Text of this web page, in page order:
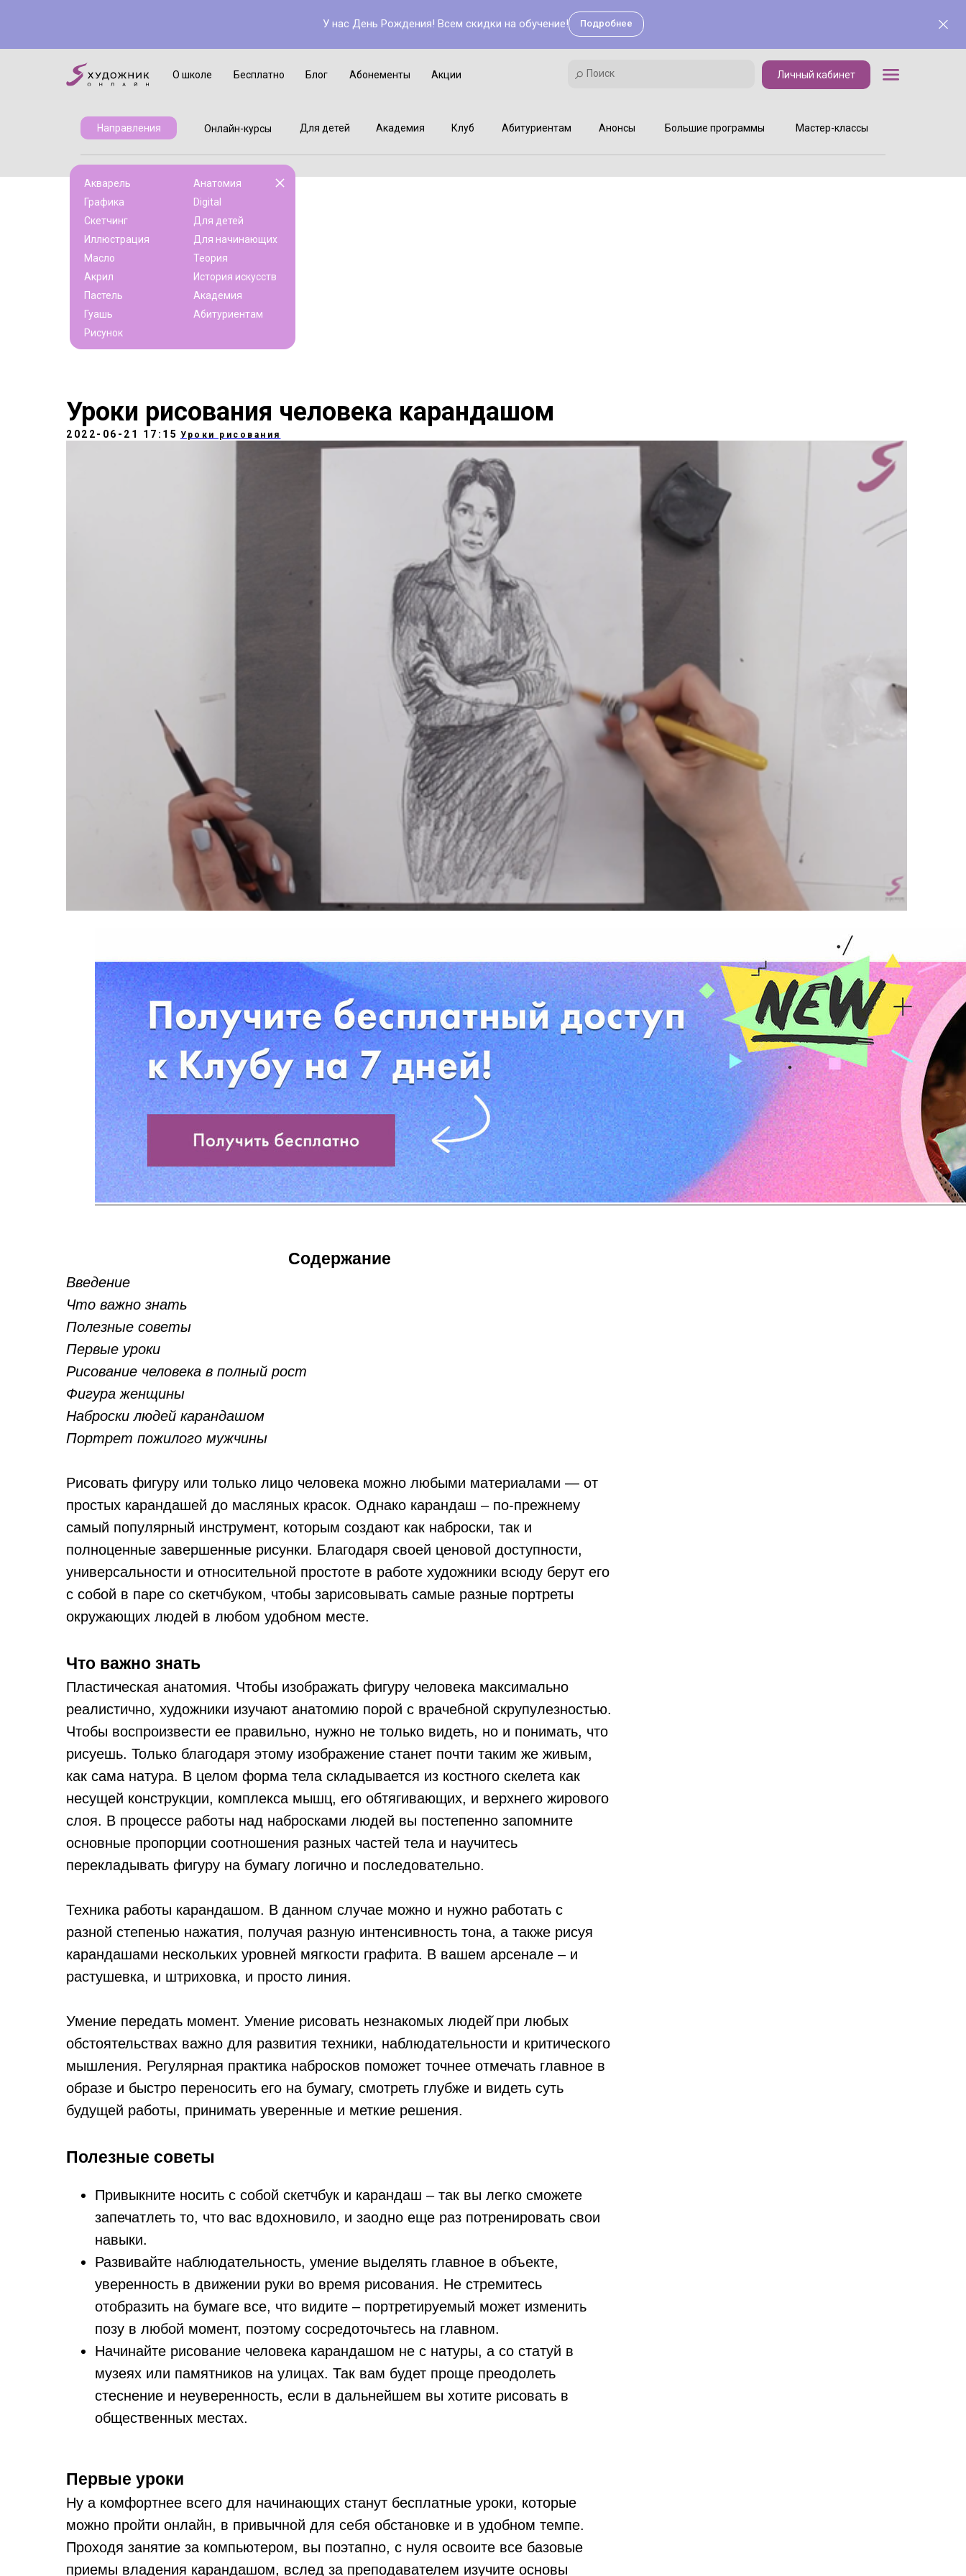
У нас День Рождения! Всем скидки на обучение! Подробнее
Блог Акции
Абонементы
О школе Бесплатно Личный кабинет
Поиск
Мастер-классы
Для детей Академия Клуб Абитуриентам Анонсы Большие программы
Онлайн-курсы
Направления
Поиск
Академия Клуб Мастер-классы
Акварель
Графика
Скетчинг
Иллюстрация
Масло
Акрил
Пастель
Гуашь
Рисунок
Анатомия
Digital
Для детей
Для начинающих
Теория
История искусств
Академия
Абитуриентам
Уроки рисования человека карандашом
2022-06-21 17:15 Уроки рисования
Содержание
Введение
Что важно знать
Полезные советы
Первые уроки
Рисование человека в полный рост
Фигура женщины
Наброски людей карандашом
Портрет пожилого мужчины
Рисовать фигуру или только лицо человека можно любыми материалами — от
простых карандашей до масляных красок. Однако карандаш – по-прежнему
самый популярный инструмент, которым создают как наброски, так и
полноценные завершенные рисунки. Благодаря своей ценовой доступности,
универсальности и относительной простоте в работе художники всюду берут его
с собой в паре со скетчбуком, чтобы зарисовывать самые разные портреты
окружающих людей в любом удобном месте.
Что важно знать
Пластическая анатомия. Чтобы изображать фигуру человека максимально
реалистично, художники изучают анатомию порой с врачебной скрупулезностью.
Чтобы воспроизвести ее правильно, нужно не только видеть, но и понимать, что
рисуешь. Только благодаря этому изображение станет почти таким же живым,
как сама натура. В целом форма тела складывается из костного скелета как
несущей конструкции, комплекса мышц, его обтягивающих, и верхнего жирового
слоя. В процессе работы над набросками людей вы постепенно запомните
основные пропорции соотношения разных частей тела и научитесь
перекладывать фигуру на бумагу логично и последовательно.
Техника работы карандашом. В данном случае можно и нужно работать с
разной степенью нажатия, получая разную интенсивность тона, а также рисуя
карандашами нескольких уровней мягкости графита. В вашем арсенале – и
растушевка, и штриховка, и просто линия.
Умение передать момент. Умение рисовать незнакомых людей̆ при любых
обстоятельствах важно для развития техники, наблюдательности и критического
мышления. Регулярная практика набросков поможет точнее отмечать главное в
образе и быстро переносить его на бумагу, смотреть глубже и видеть суть
будущей работы, принимать уверенные и меткие решения.
Полезные советы
Привыкните носить с собой скетчбук и карандаш – так вы легко сможете
запечатлеть то, что вас вдохновило, и заодно еще раз потренировать свои
навыки.
Развивайте наблюдательность, умение выделять главное в объекте,
уверенность в движении руки во время рисования. Не стремитесь
отобразить на бумаге все, что видите – портретируемый может изменить
позу в любой момент, поэтому сосредоточьтесь на главном.
Начинайте рисование человека карандашом не с натуры, а со статуй в
музеях или памятников на улицах. Так вам будет проще преодолеть
стеснение и неуверенность, если в дальнейшем вы хотите рисовать в
общественных местах.
Первые уроки
Ну а комфортнее всего для начинающих станут бесплатные уроки, которые
можно пройти онлайн, в привычной для себя обстановке и в удобном темпе.
Проходя занятие за компьютером, вы поэтапно, с нуля освоите все базовые
приемы владения карандашом, вслед за преподавателем изучите основы